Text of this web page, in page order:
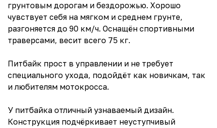
грунтовым дорогам и бездорожью. Хорошо
чувствует себя на мягком и среднем грунте,
разгоняется до 90 км/ч. Оснащён спортивными
траверсами, весит всего 75 кг.
Питбайк прост в управлении и не требует
специального ухода, подойдёт как новичкам, так
и любителям мотокросса.
У питбайка отличный узнаваемый дизайн.
Конструкция подчёркивает неуступчивый